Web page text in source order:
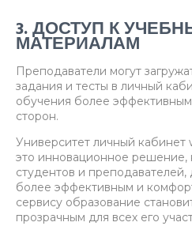
3. ДОСТУП К
МАТЕРИАЛАМ
Преподаватели могут
задания и тесты в личный
обучения более
сторон.
Университет личный
это инновационное решение,
студентов и
более эффективным и
сервису образование
прозрачным для всех его